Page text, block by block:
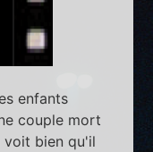
enfants
couple mort
voit bien qu'il